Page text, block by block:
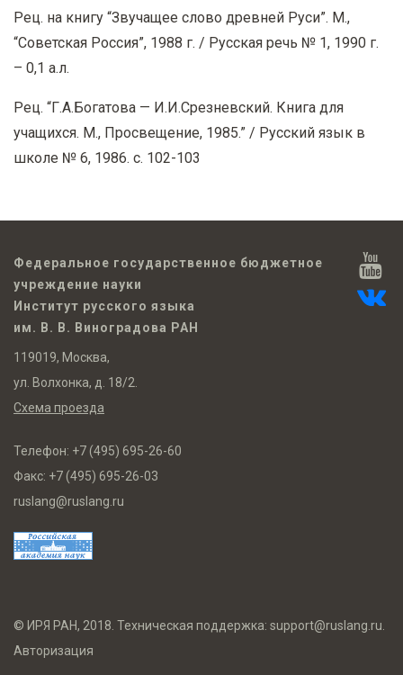
Рец. на книгу “Звучащее слово древней Руси”. М.,
“Советская Россия”, 1988 г. / Русская речь № 1, 1990 г.
– 0,1 а.л.
Рец. “Г.А.Богатова — И.И.Срезневский. Книга для
учащихся. М., Просвещение, 1985.” / Русский язык в
школе № 6, 1986. с. 102-103
Федеральное государственное бюджетное
учреждение науки
Институт русского языка
им. В. В. Виноградова РАН
119019, Москва,
ул. Волхонка, д. 18/2.
Схема проезда
Телефон: +7 (495) 695-26-60
Факс: +7 (495) 695-26-03
ruslang@ruslang.ru
© ИРЯ РАН, 2018. Техническая поддержка: support@ruslang.ru
Авторизация